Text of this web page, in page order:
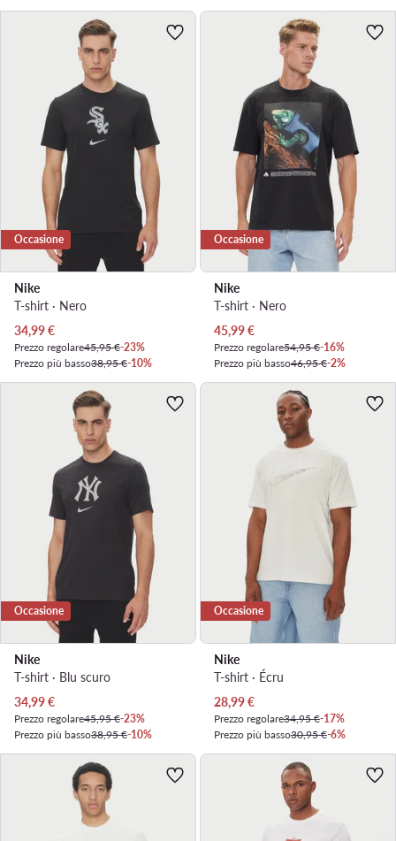
Occasione
Nike
T-shirt · Nero
Prezzo attuale
34,99€
Prezzo regolare45,95 €-23%
Prezzo più basso38,95 €-10%
Occasione
Nike
T-shirt · Nero
Prezzo attuale
45,99€
Prezzo regolare54,95 €-16%
Prezzo più basso46,95 €-2%
Occasione
Nike
T-shirt · Blu scuro
Prezzo attuale
34,99€
Prezzo regolare45,95 €-23%
Prezzo più basso38,95 €-10%
Occasione
Nike
T-shirt · Écru
Prezzo attuale
28,99€
Prezzo regolare34,95 €-17%
Prezzo più basso30,95 €-6%